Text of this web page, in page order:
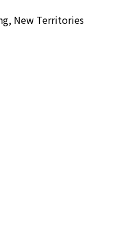
Fung Kat Heung, Yuen Long, New Territories